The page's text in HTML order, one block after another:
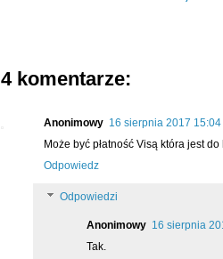
4 komentarze:
Anonimowy 16 sierpnia 2017 15:04
Może być płatność Visą która jest
Odpowiedz
Odpowiedzi
Anonimowy 16 sierpnia
Tak.